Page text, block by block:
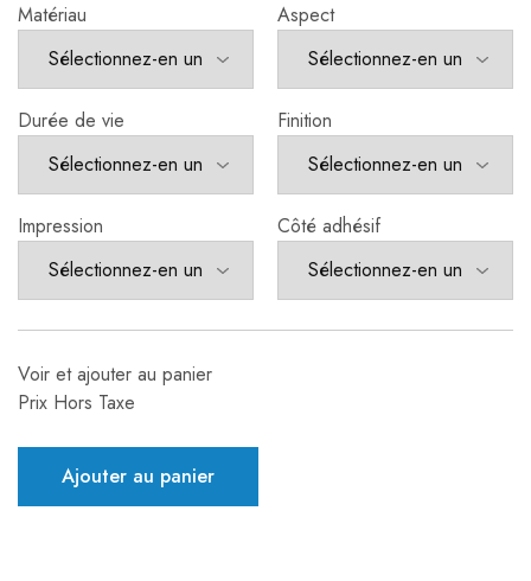
Matériau Aspect
Durée de vie Finition
Impression Côté adhésif
Voir et ajouter au panier
Prix Hors Taxe
Ajouter au panier